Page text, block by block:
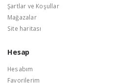
Şartlar ve Koşullar
Mağazalar
Site haritası
Hesap
Hesabım
Favorilerim